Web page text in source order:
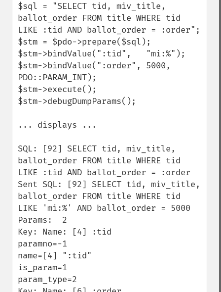
$sql = "SELECT tid, miv_title,
ballot_order FROM title WHERE tid
LIKE :tid AND ballot_order = :order";
$stm = $pdo->prepare($sql);
$stm->bindValue(":tid",   "mi:%");
$stm->bindValue(":order", 5000,
PDO::PARAM_INT);
$stm->execute();
$stm->debugDumpParams();
... displays ...
SQL: [92] SELECT tid, miv_title,
ballot_order FROM title WHERE tid
LIKE :tid AND ballot_order = :order
Sent SQL: [92] SELECT tid, miv_title,
ballot_order FROM title WHERE tid
LIKE 'mi:%' AND ballot_order = 5000
Params:  2
Key: Name: [4] :tid
paramno=-1
name=[4] ":tid"
is_param=1
param_type=2